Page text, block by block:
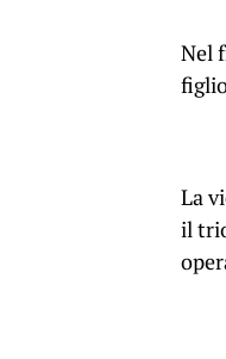
Nel
La
il